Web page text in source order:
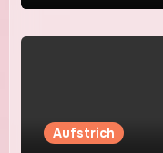
Aufstrich